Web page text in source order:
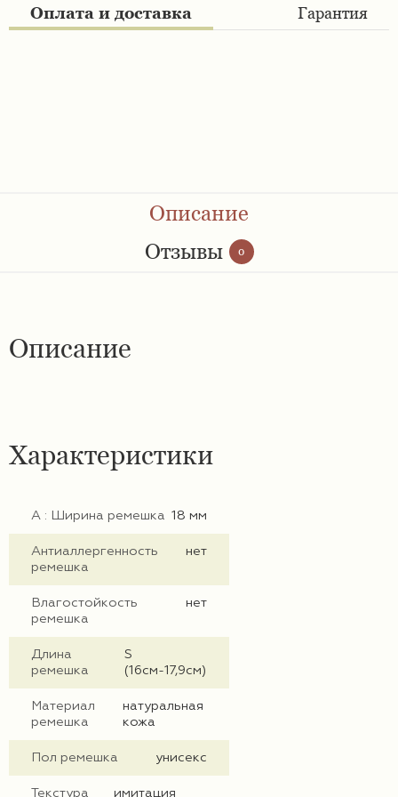
Ремешки 28 мм
Ремешки 36 мм
Оплата и доставка Гарантия
Описание
Отзывы
0
Описание
Характеристики
А : Ширина ремешка 18 мм
Антиаллергенность
ремешка
нет
Влагостойкость
ремешка
нет
Длина
ремешка
S
(16см-17,9см)
Материал
ремешка
натуральная
кожа
Пол ремешка унисекс
Текстура имитация